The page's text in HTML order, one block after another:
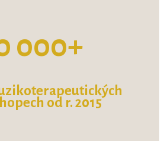
000+
od r. 2015